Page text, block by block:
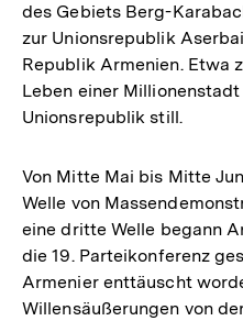
des Gebiets Berg-
zur Unionsrepublik
Republik Armenien. Etwa
Leben einer
Unionsrepublik still.
Von Mitte Mai bis Mitte
Welle von
eine dritte Welle begann
die 19. Parteikonferenz
Armenier enttäuscht
Willensäußerungen von